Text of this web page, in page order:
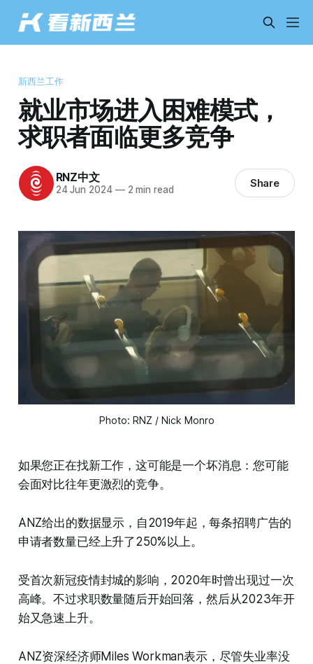
新西兰工作
就业市场进入困难模式，
求职者面临更多竞争
RNZ中文
24 Jun 2024 —2 min read Share
Photo: RNZ / Nick Monro
如果您正在找新工作，这可能是一个坏消息：您可能
会面对比往年更激烈的竞争。
ANZ给出的数据显示，自2019年起，每条招聘广告的
申请者数量已经上升了250%以上。
受首次新冠疫情封城的影响，2020年时曾出现过一次
高峰。不过求职数量随后开始回落，然后从2023年开
始又急速上升。
ANZ资深经济师Miles Workman表示，尽管失业率没